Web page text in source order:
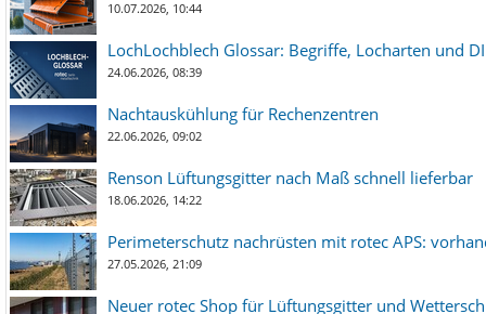
10.07.2026, 10:44
LochLochblech Glossar: Begriffe, Locharten und
24.06.2026, 08:39
Nachtauskühlung für Rechenzentren
22.06.2026, 09:02
Renson Lüftungsgitter nach Maß schnell lieferbar
18.06.2026, 14:22
Perimeterschutz nachrüsten mit rotec APS:
27.05.2026, 21:09
Neuer rotec Shop für Lüftungsgitter und